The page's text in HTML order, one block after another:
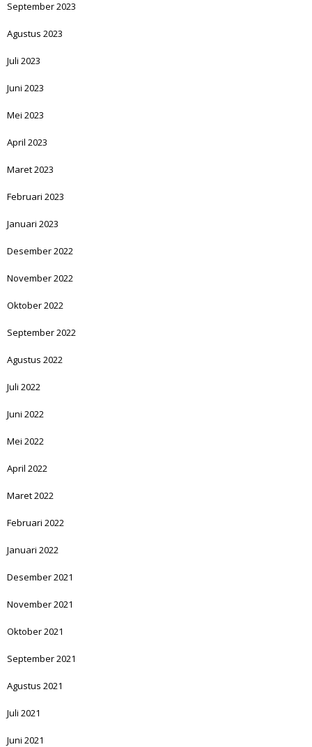
September 2023
Agustus 2023
Juli 2023
Juni 2023
Mei 2023
April 2023
Maret 2023
Februari 2023
Januari 2023
Desember 2022
November 2022
Oktober 2022
September 2022
Agustus 2022
Juli 2022
Juni 2022
Mei 2022
April 2022
Maret 2022
Februari 2022
Januari 2022
Desember 2021
November 2021
Oktober 2021
September 2021
Agustus 2021
Juli 2021
Juni 2021